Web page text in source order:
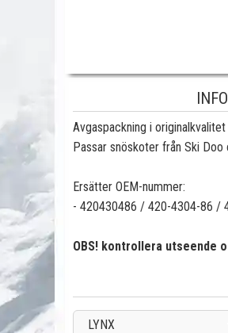
Avgaspackning i originalkvalitet
Passar snöskoter från Ski
Ersätter OEM-nummer:
- 420430486 / 420-4304-86 /
OBS! kontrollera utseende
LYNX